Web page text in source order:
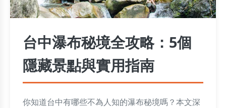
台中瀑布秘境全攻略：5個
隱藏景點與實用指南
你知道台中有哪些不為人知的瀑布秘境嗎？本文深